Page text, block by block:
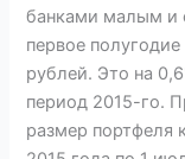
банками малым и
первое
рублей. Это на
период 2015-го.
размер портфеля